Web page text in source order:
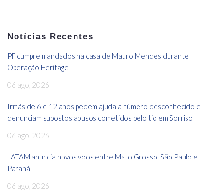
Notícias Recentes
PF cumpre mandados na casa de Mauro Mendes durante
Operação Heritage
06 ago, 2026
Irmãs de 6 e 12 anos pedem ajuda a número desconhecido e
denunciam supostos abusos cometidos pelo tio em Sorriso
06 ago, 2026
LATAM anuncia novos voos entre Mato Grosso, São Paulo e
Paraná
06 ago, 2026